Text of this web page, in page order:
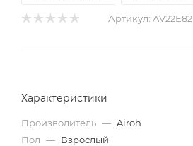
Артикул: AV22E82
Характеристики
Производитель — Airoh
Пол — Взрослый